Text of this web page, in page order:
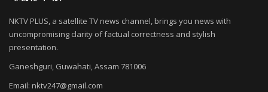
NKTV PLUS, a satellite TV news channel, brings you news with
uncompromising clarity of factual correctness and stylish
presentation.
Ganeshguri, Guwahati, Assam 781006
Email: nktv247@gmail.com